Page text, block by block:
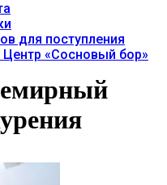
для поступления
Центр «Сосновый бор»